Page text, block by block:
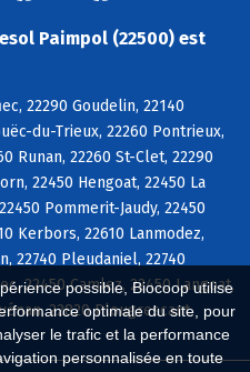
possible, Biocoop utilise
optimale du site, pour
le trafic et la performance
personnalisée en toute
Paimpol (22500) est
22290 Goudelin, 22140
du-Trieux, 22260 Pontrieux,
Runan, 22260 St-Clet, 22290
22450 Hengoat, 22450 La
Pommerit-Jaudy, 22450
Kerbors, 22610 Lanmodez,
22740 Pleudaniel, 22740
22450 Camlez, 22450 Langoat,
22820 Plougrescant